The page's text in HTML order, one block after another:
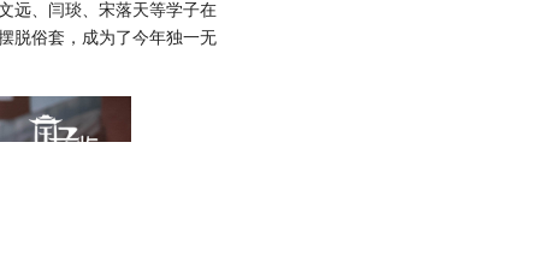
远、闫琰、宋落天等学子在
脱俗套，成为了今年独一无